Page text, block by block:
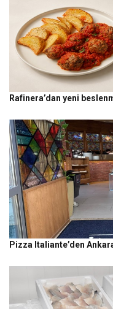
Rafinera’dan yeni
Pizza Italiante’den